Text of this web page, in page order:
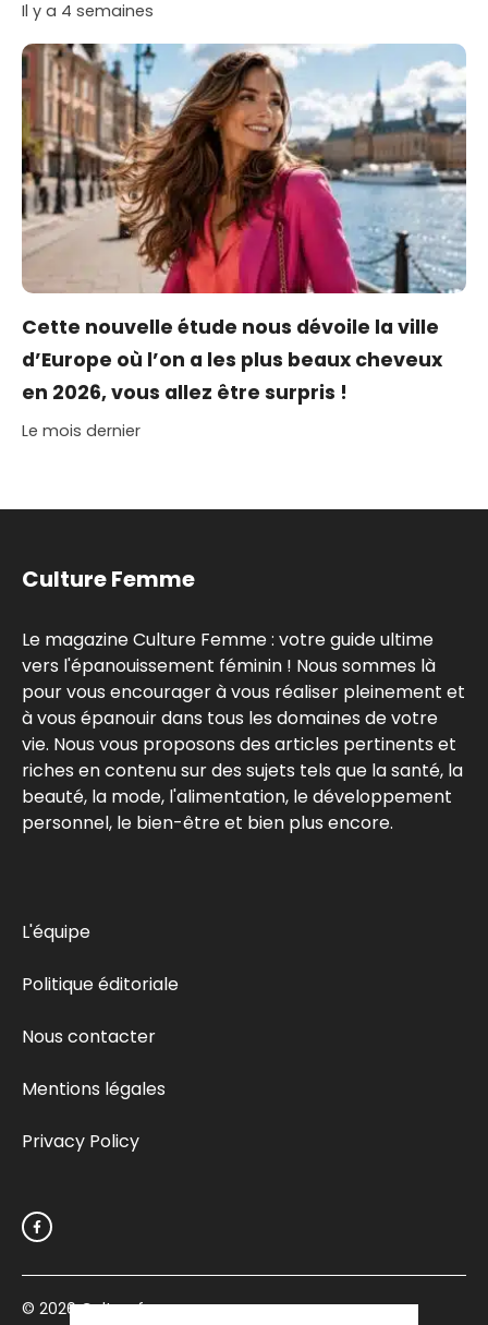
Il y a 4 semaines
Cette nouvelle étude nous dévoile la ville
d’Europe où l’on a les plus beaux cheveux
en 2026, vous allez être surpris !
Le mois dernier
Culture Femme
Le magazine Culture Femme : votre guide ultime
vers l'épanouissement féminin ! Nous sommes là
pour vous encourager à vous réaliser pleinement et
à vous épanouir dans tous les domaines de votre
vie. Nous vous proposons des articles pertinents et
riches en contenu sur des sujets tels que la santé, la
beauté, la mode, l'alimentation, le développement
personnel, le bien-être et bien plus encore.
L'équipe
Politique éditoriale
Nous contacter
Mentions légales
Privacy Policy
© 2026Culturefemme.com